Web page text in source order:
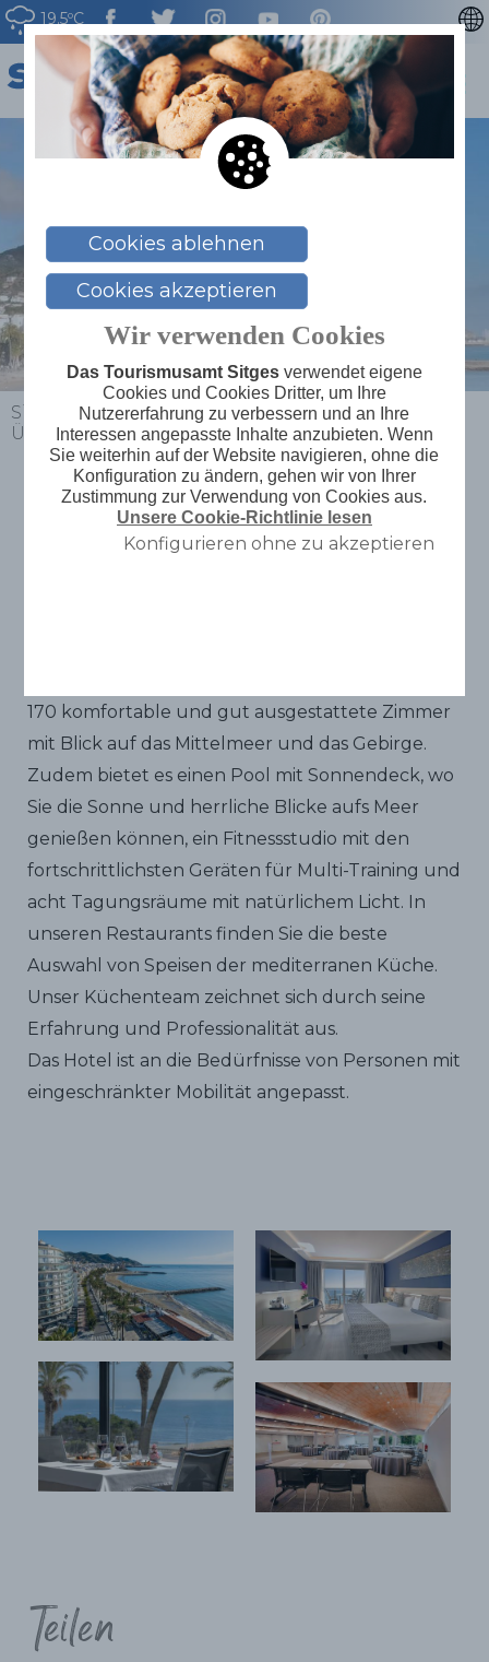
19.5ºC
CATALÀ
ENGLISH
ESPAÑOL
Sitges > Planen Sie Ihre Reise >
Übernachtungsmöglichkeiten > Calipolis ****
Calipolis ****
170 komfortable und gut ausgestattete Zimmer
mit Blick auf das Mittelmeer und das Gebirge.
Zudem bietet es einen Pool mit Sonnendeck, wo
Sie die Sonne und herrliche Blicke aufs Meer
genießen können, ein Fitnessstudio mit den
fortschrittlichsten Geräten für Multi-Training und
acht Tagungsräume mit natürlichem Licht. In
unseren Restaurants finden Sie die beste
Auswahl von Speisen der mediterranen Küche.
Unser Küchenteam zeichnet sich durch seine
Erfahrung und Professionalität aus.
Das Hotel ist an die Bedürfnisse von Personen mit
eingeschränkter Mobilität angepasst.
Teilen
Cookies ablehnen
Cookies akzeptieren
Wir verwenden Cookies
Das Tourismusamt Sitgesverwendet eigene
Cookies und Cookies Dritter, um Ihre
Nutzererfahrung zu verbessern und an Ihre
Interessen angepasste Inhalte anzubieten. Wenn
Sie weiterhin auf der Website navigieren, ohne die
Konfiguration zu ändern, gehen wir von Ihrer
Zustimmung zur Verwendung von Cookies aus.
Unsere Cookie-Richtlinie lesen
Konfigurieren ohne zu akzeptieren